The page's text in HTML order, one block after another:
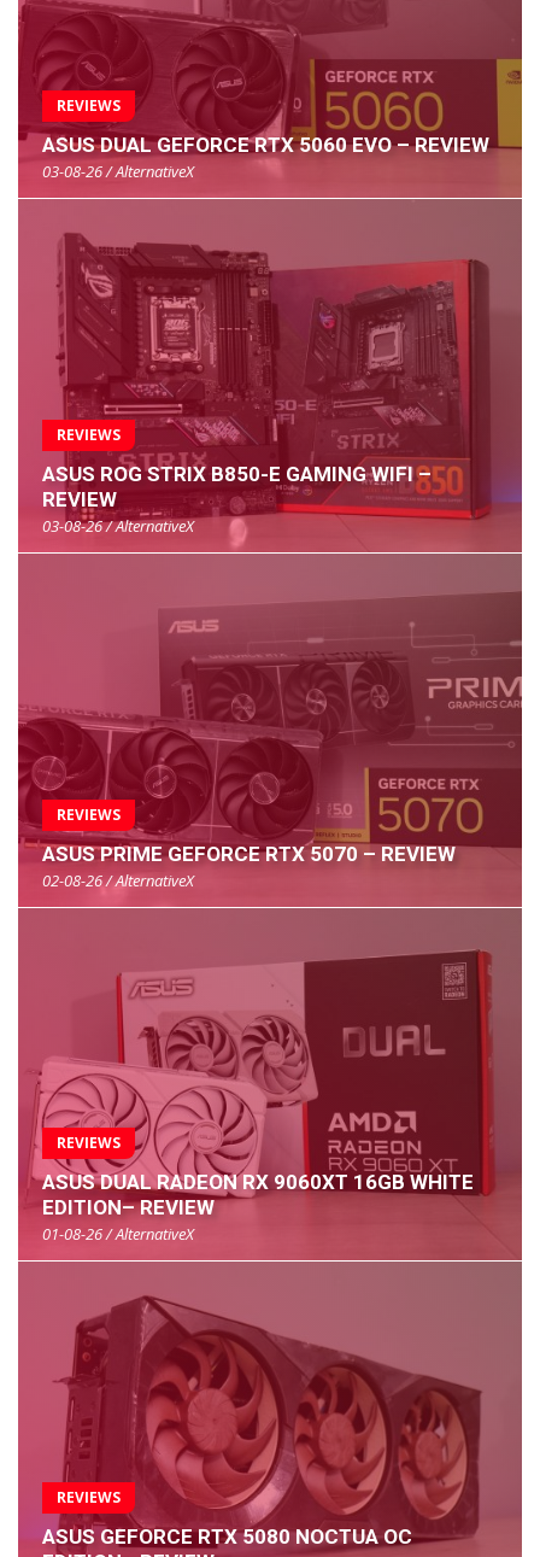
REVIEWS
ASUS DUAL GEFORCE RTX 5060 EVO – REVIEW
03-08-26 / AlternativeX
REVIEWS
ASUS ROG STRIX B850-E GAMING WIFI –
REVIEW
03-08-26 / AlternativeX
REVIEWS
ASUS PRIME GEFORCE RTX 5070 – REVIEW
02-08-26 / AlternativeX
REVIEWS
ASUS DUAL RADEON RX 9060XT 16GB WHITE
EDITION– REVIEW
01-08-26 / AlternativeX
REVIEWS
ASUS GEFORCE RTX 5080 NOCTUA OC